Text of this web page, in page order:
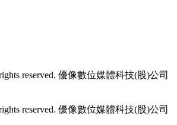
reserved. 優像數位媒體科技(股)公司
reserved. 優像數位媒體科技(股)公司